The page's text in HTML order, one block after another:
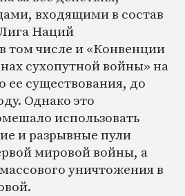
входящими в состав
Наций
том числе и «Конвенции
сухопутной войны» на
ее существования, до
Однако это
использовать
и разрывные пули
мировой войны, а
уничтожения в